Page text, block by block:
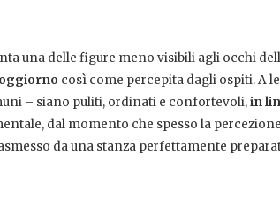
una delle figure meno visibili agli occhi
così come percepita dagli ospiti. A
– siano puliti, ordinati e confortevoli,in
dal momento che spesso la
da una stanza perfettamente